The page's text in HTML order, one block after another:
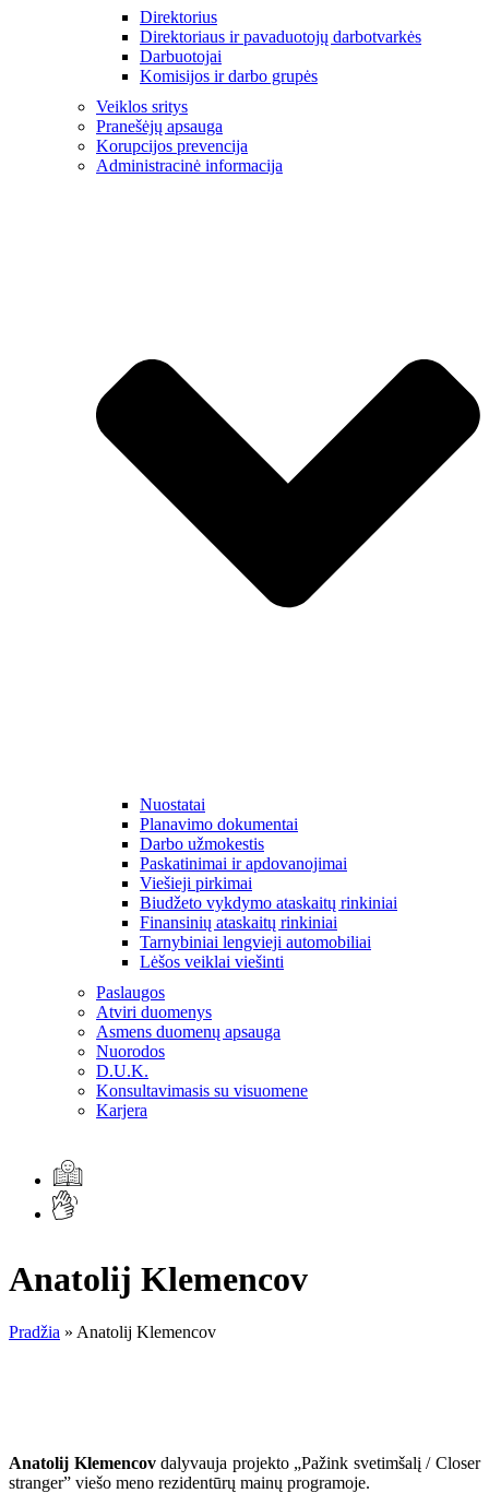
Direktorius
Direktoriaus ir pavaduotojų darbotvarkės
Darbuotojai
Komisijos ir darbo grupės
Veiklos sritys
Pranešėjų apsauga
Korupcijos prevencija
Administracinė informacija
Nuostatai
Planavimo dokumentai
Darbo užmokestis
Paskatinimai ir apdovanojimai
Viešieji pirkimai
Biudžeto vykdymo ataskaitų rinkiniai
Finansinių ataskaitų rinkiniai
Tarnybiniai lengvieji automobiliai
Lėšos veiklai viešinti
Paslaugos
Atviri duomenys
Asmens duomenų apsauga
Nuorodos
D.U.K.
Konsultavimasis su visuomene
Karjera
Anatolij Klemencov
Pradžia » Anatolij Klemencov
Anatolij Klemencovdalyvauja projekto „Pažink svetimšalį / Closer
stranger” viešo meno rezidentūrų mainų programoje.